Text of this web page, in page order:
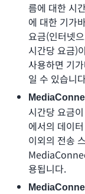
름에 대한 시
에 대한 기가
요금(인터넷
시간당 요금)
사용하면 기
일 수 있습니
시간당 요금
에서의 데이
이외의 전송
용됩니다.